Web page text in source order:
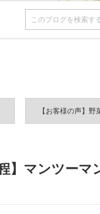
】マンツーマ